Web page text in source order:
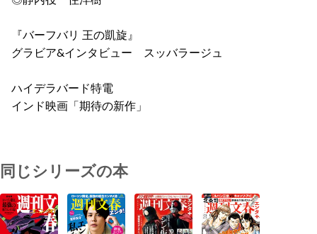
『バーフバリ 王の凱旋』
グラビア&インタビュー スッバラージュ
ハイデラバード特電
インド映画「期待の新作」
同じシリーズの本